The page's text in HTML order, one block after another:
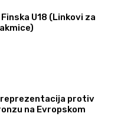
U18 (Linkovi za
reprezentacija protiv
na Evropskom